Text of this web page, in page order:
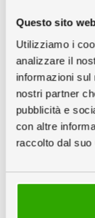
Questo sito
Utilizziamo i
analizzare il
informazioni
nostri partner
pubblicità e
con altre
raccolto dal
Nessuna